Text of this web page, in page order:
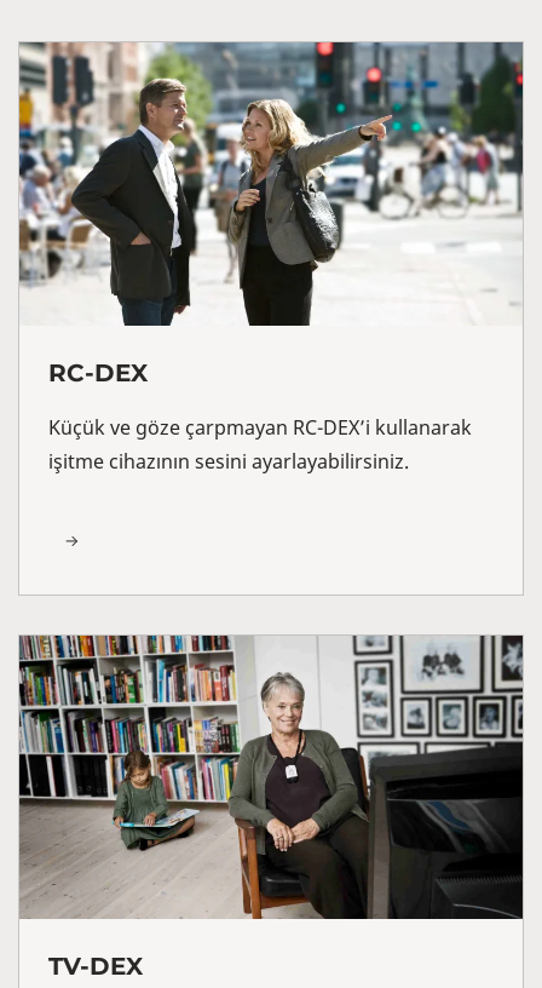
RC-DEX
Küçük ve göze çarpmayan RC-DEX’i kullanarak
işitme cihazının sesini ayarlayabilirsiniz.
TV-DEX